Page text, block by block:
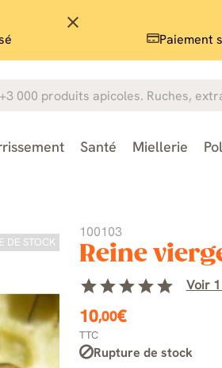
close
Paiement
Santé Miellerie
100103
Reine
starstarstarstarstar Voir
DE STOCK
10,00€
TTC
Rupture de stock